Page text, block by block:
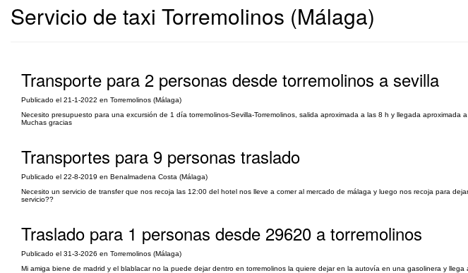
Servicio de taxi Torremolinos (Málaga)
Transporte para 2 personas desde torremolinos a sevilla
Publicado el 21-1-2022 en Torremolinos (Málaga)
Necesito presupuesto para una excursión de 1 día torremolinos-Sevilla-Torremolinos, salida aproximada a las 8 h y llegada aproximada
Muchas gracias
Transportes para 9 personas traslado
Publicado el 22-8-2019 en Benalmadena Costa (Málaga)
Necesito un servicio de transfer que nos recoja las 12:00 del hotel nos lleve a comer al mercado de málaga y luego nos recoja para
servicio??
Traslado para 1 personas desde 29620 a torremolinos
Publicado el 31-3-2026 en Torremolinos (Málaga)
Mi amiga biene de madrid y el blablacar no la puede dejar dentro en torremolinos la quiere dejar en la autovía en una gasolinera y